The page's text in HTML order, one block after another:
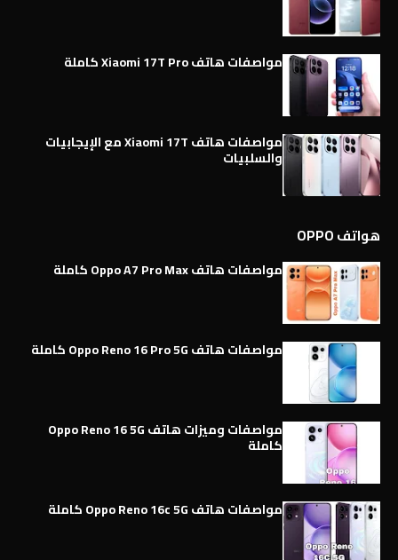
مواصفات هاتف Xiaomi 17T Pro كاملة
مواصفات هاتف Xiaomi 17T مع الإيجابيات
والسلبيات
هواتف OPPO
مواصفات هاتف Oppo A7 Pro Max كاملة
مواصفات هاتف Oppo Reno 16 Pro 5G كاملة
مواصفات وميزات هاتف Oppo Reno 16 5G
كاملة
مواصفات هاتف Oppo Reno 16c 5G كاملة